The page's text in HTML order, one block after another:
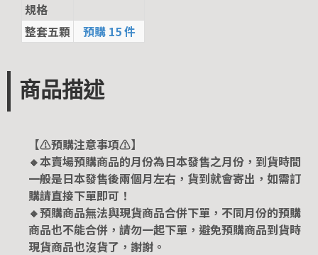
規格
整套五顆
預購 15 件
商品描述
【⚠️預購注意事項⚠️】
🔸本賣場預購商品的月份為日本發售之月份，到貨時間
一般是日本發售後兩個月左右，貨到就會寄出，如需訂
購請直接下單即可！
🔸預購商品無法與現貨商品合併下單，不同月份的預購
商品也不能合併，請勿一起下單，避免預購商品到貨時
現貨商品也沒貨了，謝謝。